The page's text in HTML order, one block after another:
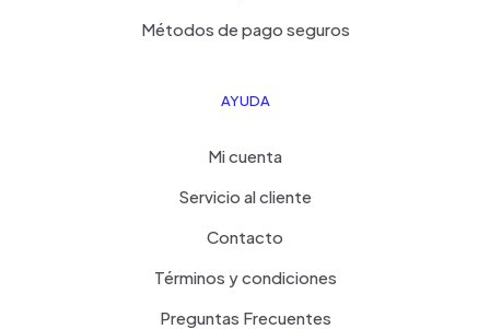
Métodos de pago seguros
AYUDA
Mi cuenta
Servicio al cliente
Contacto
Términos y condiciones
Preguntas Frecuentes